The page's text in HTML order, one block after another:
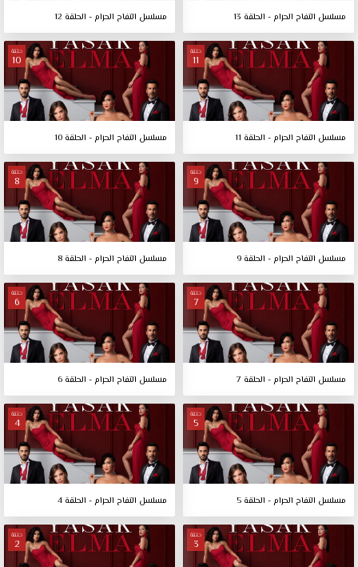
مسلسل التفاح الحرام - الحلقة 13 مسلسل التفاح الحرام - الحلقة 12
حلقة
11
مسلسل التفاح الحرام - الحلقة 11
حلقة
10
مسلسل التفاح الحرام - الحلقة 10
حلقة
9
مسلسل التفاح الحرام - الحلقة 9
حلقة
8
مسلسل التفاح الحرام - الحلقة 8
حلقة
7
مسلسل التفاح الحرام - الحلقة 7
حلقة
6
مسلسل التفاح الحرام - الحلقة 6
حلقة
5
مسلسل التفاح الحرام - الحلقة 5
حلقة
4
مسلسل التفاح الحرام - الحلقة 4
حلقة
3
حلقة
2